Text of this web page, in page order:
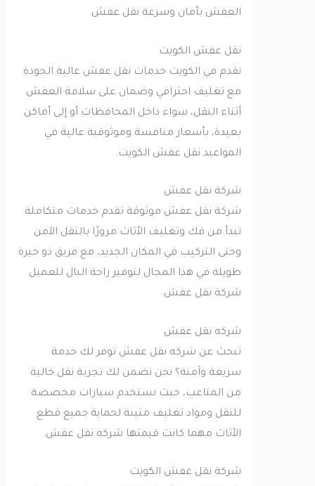
العفش بأمان وسرعة نقل عفش.
نقل عفش الكويت
نقدم في الكويت خدمات نقل عفش عالية الجودة
مع تغليف احترافي وضمان على سلامة العفش
أثناء النقل، سواء داخل المحافظات أو إلى أماكن
بعيدة، بأسعار منافسة وموثوقية عالية في
المواعيد نقل عفش الكويت.
شركة نقل عفش
شركة نقل عفش موثوقة تقدم خدمات متكاملة
تبدأ من فك وتغليف الأثاث مرورًا بالنقل الآمن
وحتى التركيب في المكان الجديد، مع فريق ذو خبرة
طويلة في هذا المجال لتوفير راحة البال للعميل
شركة نقل عفش.
شركه نقل عفش
تبحث عن شركه نقل عفش توفر لك خدمة
سريعة وآمنة؟ نحن نضمن لك تجربة نقل خالية
من المتاعب، حيث نستخدم سيارات مخصصة
للنقل ومواد تغليف متينة لحماية جميع قطع
الأثاث مهما كانت قيمتها شركه نقل عفش.
شركة نقل عفش الكويت